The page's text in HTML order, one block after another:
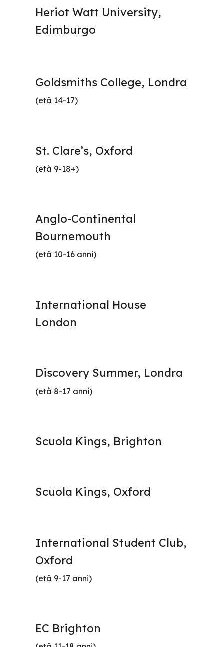
Heriot Watt University,
Edimburgo
Goldsmiths College, Londra
(età 14-17)
St. Clare’s, Oxford
(età 9-18+)
Anglo-Continental
Bournemouth
(età 10-16 anni)
International House
London
Discovery Summer, Londra
(età 8-17 anni)
Scuola Kings, Brighton
Scuola Kings, Oxford
International Student Club,
Oxford
(età 9-17 anni)
EC Brighton